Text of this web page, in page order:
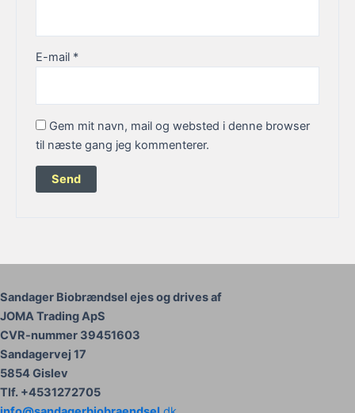
E-mail *
Gem mit navn, mail og websted i denne browser
til næste gang jeg kommenterer.
Sandager Biobrændsel ejes og drives af
JOMA Trading ApS
CVR-nummer 39451603
Sandagervej 17
5854 Gislev
Tlf. +4531272705